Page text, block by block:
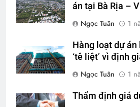
án tại Bà Rịa –
Ngọc Tuân
1
Hàng loạt dự án
‘tê liệt’ vì định
Ngọc Tuân
1
Thẩm định giá